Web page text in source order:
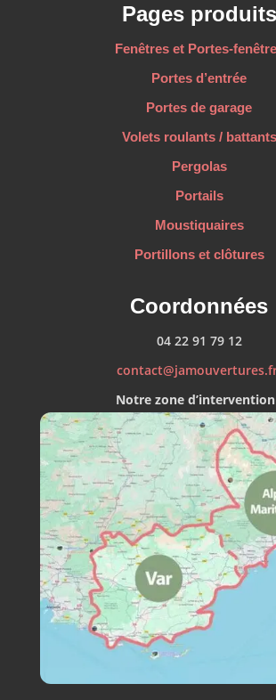
Pages produits
Fenêtres et Portes-
Portes d’entrée
Portes de garage
Volets roulants / battants
Pergolas
Portails
Moustiquaires
Portillons et clôtures
Coordonnées
04 22 91 79 12
Notre zone